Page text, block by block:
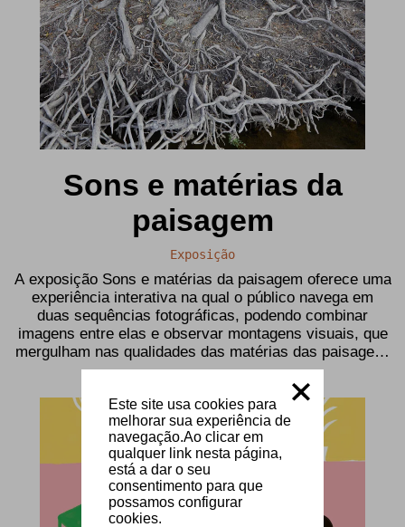
Este site usa cookies para
melhorar sua experiência de
navegação.Ao clicar em
qualquer link nesta página,
está a dar o seu
consentimento para que
possamos configurar
cookies.
Sons e matérias da
paisagem
Exposição
A exposição Sons e matérias da paisagem oferece uma
experiência interativa na qual o público navega em
duas sequências fotográficas, podendo combinar
imagens entre elas e observar montagens visuais, que
mergulham nas qualidades das matérias das paisagens
do Tejo, ao som do canto das suas aves. (...)